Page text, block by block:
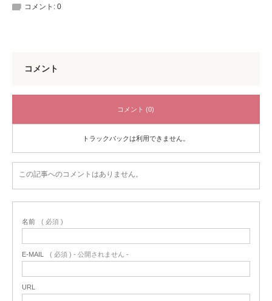
コメント: 0
コメント
コメント (0)
トラックバックは利用できません。
この記事へのコメントはありません。
名前 ( 必須 )
E-MAIL ( 必須 ) - 公開されません -
URL